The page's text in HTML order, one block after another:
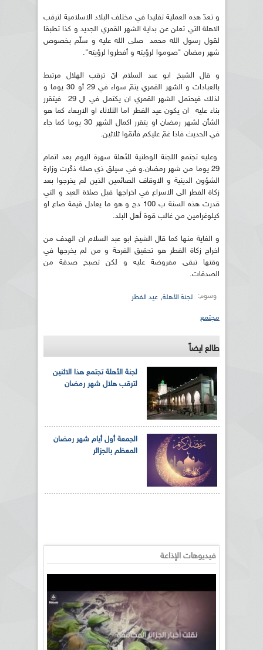
و تعدّ هذه العملية تقليدا في مختلف البلاد الاسلامية لترقب
الاهلة التي تعلن عن بداية الشهر القمري الجديد و كذا تطبقا
لقول رسول الله محمد صلى الله عليه و سلّم بخصوص
شهر رمضان "صوموا لرؤيته و أفطروا لرؤيته".
و قال الشيخ ابو عبد السلام انّ ترقب الهلال مرتبط
بالعبادات و الشهر القمري يتمّ سواء في 29 أو 30 يوما و
لذلك فيحتمل الشهر القمري ان يكتمل في ال 29 فيتقرر
بناء عليه ان يكون عيد الفطر اما الثلاثاء او الاربعاء كما هو
الشأن لشهر رمضان او يتقرر اكمال الشهر 30 يوما كما جاء
في الحديث فاذا غمّ عليكم فأتمّوا ثلاثين.
وعليه تجتمع اللجنة الوطنية للأهلة سهرة اليوم بعد اتمام
29 يوما من شهر رمضان.و في سيلق ذي صلة ذكّرت وزارة
الشؤون الدينية و الاوقاف الصائمين الذين لم يخرجوا بعد
زكاة الفطر الى الاسراع في اخراجها قبل صلاة العيد و التي
قدرت هذه السنة ب 100 دج و هو ما يعادل قيمة صاع او
كيلوغرامين من غالب قوة أهل البلد.
و الغاية منها كما قال الشيخ ابو عبد السلام ان الهدف من
اخراج زكاة الفطر هو تحقيق الفرحة و من لم يخرجها في
وقتها تبقى مفروضة عليه و لكن تصبح صدقة من
الصدقات.
وسوم: لجنة الأهلة, عيد الفطر
مجتمع
طالع ايضاً
لجنة الأهلة تجتمع هذا الاثنين
لترقب هلال شهر رمضان
الجمعة أول أيام شهر رمضان
المعظم بالجزائر
فيديوهات الإذاعة